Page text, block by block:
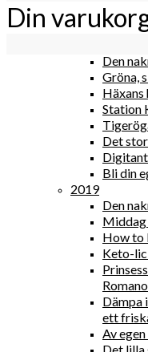
Den
Happy
Det
Den
Gröna,
Station
Det
Bli din
2019
Den
Middag
How to
Keto-
Dämpa
ett
Av
Din